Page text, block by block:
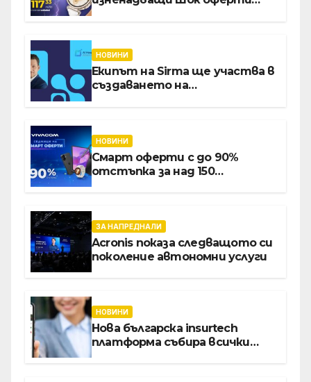
НОВИНИ
Екипът на Sirma ще участва в
създаването на
хотелиерството
НОВИНИ
Смарт оферти с до 90%
отстъпка за над 150
ЗА НАПРЕДНАЛИ
Acronis показа следващото си
поколение автономни услуги
НОВИНИ
Нова българска insurtech
платформа събира всички